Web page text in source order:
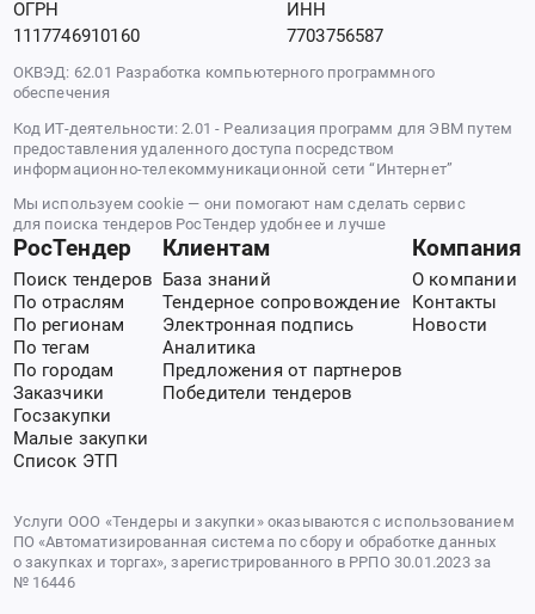
ОГРН
1117746910160
ИНН
7703756587
ОКВЭД: 62.01 Разработка компьютерного программного
обеспечения
Код ИТ-деятельности: 2.01 - Реализация программ для ЭВМ путем
предоставления удаленного доступа посредством
информационно-телекоммуникационной сети “Интернет”
Мы используем cookie — они помогают нам сделать сервис
для поиска тендеров РосТендер удобнее и лучше
РосТендер
Поиск тендеров
По отраслям
По регионам
По тегам
По городам
Заказчики
Госзакупки
Малые закупки
Список ЭТП
Клиентам
База знаний
Тендерное сопровождение
Электронная подпись
Аналитика
Предложения от партнеров
Победители тендеров
Компания
О компании
Контакты
Новости
Услуги ООО «Тендеры и закупки» оказываются с использованием
ПО «Автоматизированная система по сбору и обработке данных
о закупках и торгах», зарегистрированного в РРПО 30.01.2023 за
№ 16446